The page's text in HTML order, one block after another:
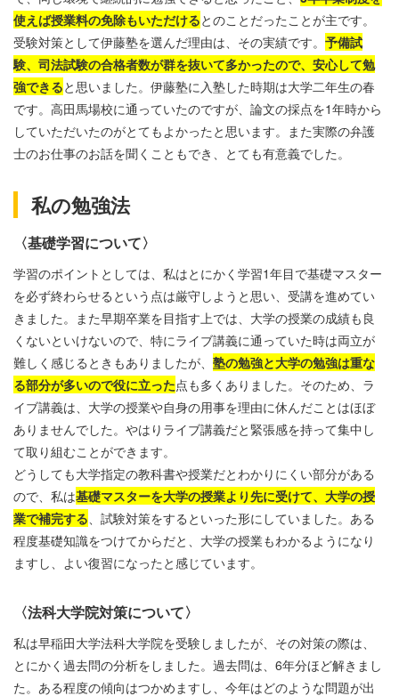
使えば授業料の免除もいただけるとのことだったことが主です。
受験対策として伊藤塾を選んだ理由は、その実績です。 予備試
験、司法試験の合格者数が群を抜いて多かったので、安心して勉
強できると思いました。伊藤塾に入塾した時期は大学二年生の春
です。高田馬場校に通っていたのですが、論文の採点を1年時から
していただいたのがとてもよかったと思います。また実際の弁護
士のお仕事のお話を聞くこともでき、とても有意義でした。
私の勉強法
〈基礎学習について〉
学習のポイントとしては、私はとにかく学習1年目で基礎マスター
を必ず終わらせるという点は厳守しようと思い、受講を進めてい
きました。また早期卒業を目指す上では、大学の授業の成績も良
くないといけないので、特にライブ講義に通っていた時は両立が
難しく感じるときもありましたが、 塾の勉強と大学の勉強は重な
る部分が多いので役に立った点も多くありました。そのため、ラ
イブ講義は、大学の授業や自身の用事を理由に休んだことはほぼ
ありませんでした。やはりライブ講義だと緊張感を持って集中し
て取り組むことができます。
どうしても大学指定の教科書や授業だとわかりにくい部分がある
ので、私は基礎マスターを大学の授業より先に受けて、大学の授
業で補完する、試験対策をするといった形にしていました。ある
程度基礎知識をつけてからだと、大学の授業もわかるようになり
ますし、よい復習になったと感じています。
〈法科大学院対策について〉
私は早稲田大学法科大学院を受験しましたが、その対策の際は、
とにかく過去問の分析をしました。過去問は、 6年分ほど解きまし
た。ある程度の傾向はつかめますし、今年はどのような問題が出